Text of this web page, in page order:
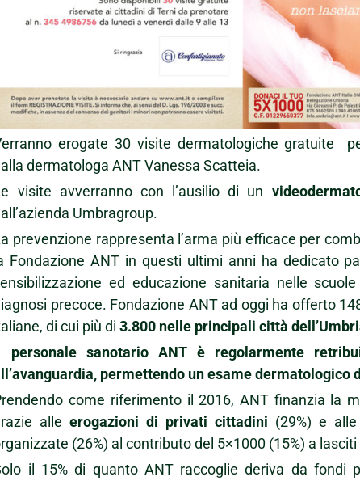
erogate 30 visite dermatologiche gratuite
dermatologa ANT Vanessa Scatteia.
visite avverranno con l’ausilio di un
Umbragroup.
prevenzione rappresenta l’arma più efficace per
Fondazione ANT in questi ultimi anni ha dedicato
ed educazione sanitaria nelle
precoce. Fondazione ANT ad oggi ha offerto
di cui più di3.800 nelle principali città
personale sanotario ANT è regolarmente
permettendo un esame dermatologico
come riferimento il 2016, ANT finanzia la
alleerogazioni di privati cittadini (29%) e
(26%) al contributo del 5×1000 (15%) a lasciti
il 15% di quanto ANT raccoglie deriva da fondi